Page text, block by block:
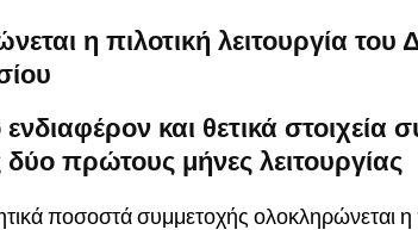
η πιλοτική λειτουργία του
και θετικά στοιχεία
δύο πρώτους μήνες λειτουργίας
ποσοστά συμμετοχής ολοκληρώνεται η